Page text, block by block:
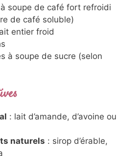
soupe de café fort refroidi
de café soluble)